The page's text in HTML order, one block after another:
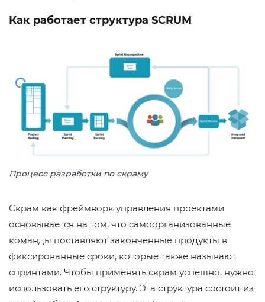
Как работает структура SCRUM
Процесс разработки по скраму
Скрам как фреймворк управления проектами
основывается на том, что самоорганизованные
команды поставляют законченные продукты в
фиксированные сроки, которые также называют
спринтами. Чтобы применять скрам успешно, нужно
использовать его структуру. Эта структура состоит из